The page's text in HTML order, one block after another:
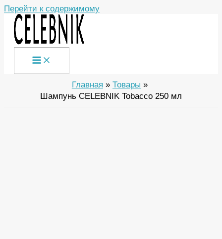
Перейти к содержимому
Главная
Товары
Шампунь CELEBNIK Tobacco 250 мл